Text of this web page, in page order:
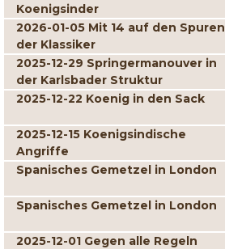
Koenigsinder
2026-01-05 Mit 14 auf den Spuren
der Klassiker
2025-12-29 Springermanouver in
der Karlsbader Struktur
2025-12-22 Koenig in den Sack
2025-12-15 Koenigsindische
Angriffe
Spanisches Gemetzel in London
Spanisches Gemetzel in London
2025-12-01 Gegen alle Regeln